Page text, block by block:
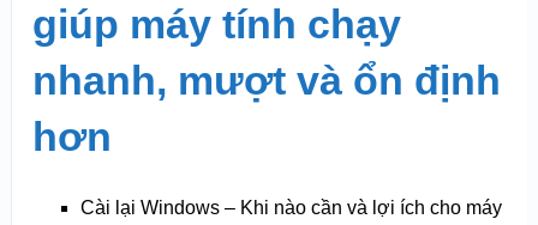
giúp máy tính chạy
nhanh, mượt và ổn định
hơn
Cài lại Windows – Khi nào cần và lợi ích cho máy